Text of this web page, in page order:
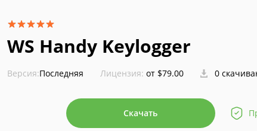
WS Handy Keylogger
Версия:Последняя Лицензия: от $79.00 0
Скачать